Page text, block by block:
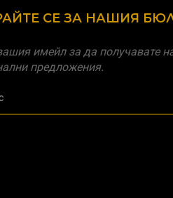
СЕ ЗА НАШИЯ
имейл за да получавате
предложения.